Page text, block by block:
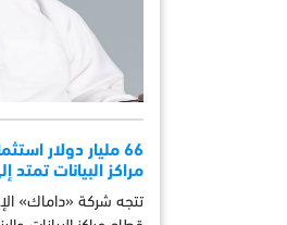
66 مليار دولار
مراكز البيانات تمتد إلى 13 دولة حول
تتجه شركة «داماك»